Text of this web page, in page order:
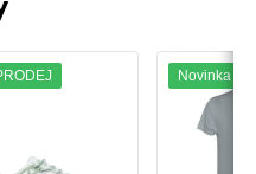
Novinka